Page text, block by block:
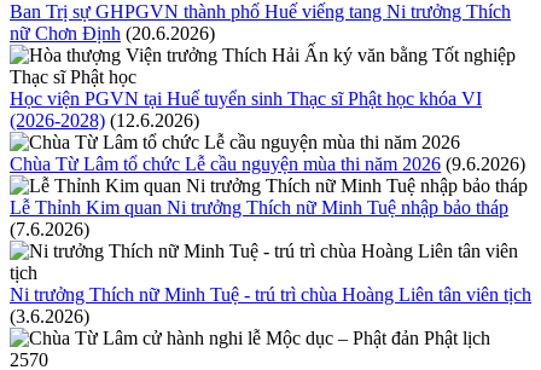
Ban Trị sự GHPGVN thành phố Huế viếng tang Ni trưởng Thích
nữ Chơn Định (20.6.2026)
Học viện PGVN tại Huế tuyển sinh Thạc sĩ Phật học khóa VI
(2026-2028) (12.6.2026)
Chùa Từ Lâm tổ chức Lễ cầu nguyện mùa thi năm 2026 (9.6.2026)
Lễ Thỉnh Kim quan Ni trưởng Thích nữ Minh Tuệ nhập bảo tháp
(7.6.2026)
Ni trưởng Thích nữ Minh Tuệ - trú trì chùa Hoàng Liên tân viên tịch
(3.6.2026)